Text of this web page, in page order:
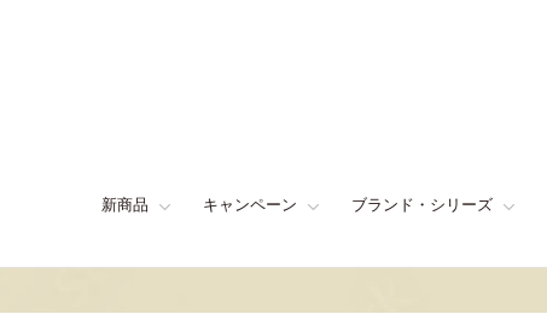
新商品 キャンペーン ブランド・シリーズ